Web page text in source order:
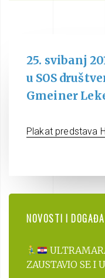
25. svibanj
u SOS
Gmeiner
Plakat predstava
NOVOSTI I
ZAUSTAVIO SE I